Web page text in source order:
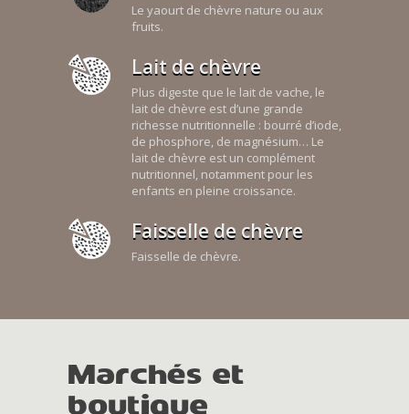
Le yaourt de chèvre nature ou aux
fruits.
Lait de chèvre
Plus digeste que le lait de vache, le
lait de chèvre est d’une grande
richesse nutritionnelle : bourré d’iode,
de phosphore, de magnésium… Le
lait de chèvre est un complément
nutritionnel, notamment pour les
enfants en pleine croissance.
Faisselle de chèvre
Faisselle de chèvre.
Marchés et
boutique